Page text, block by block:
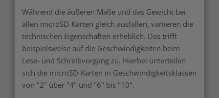
Während die äußeren Maße und das Gewicht bei
allen microSD-Karten gleich ausfallen, variieren die
technischen Eigenschaften erheblich. Das trifft
beispielsweise auf die Geschwindigkeiten beim
Lese- und Schreibvorgang zu. Hierbei unterteilen
sich die microSD-Karten in Geschwindigkeitsklassen
von "2" über "4" und "6" bis "10".